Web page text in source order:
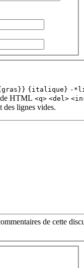
{italique} -
HTML <q> <del>
des lignes vides.
de cette